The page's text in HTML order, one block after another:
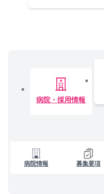
病院・採用情報
病院情報 募集要項